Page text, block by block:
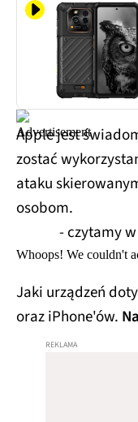
Apple jest
zostać
ataku
osobom.
- czytamy
Whoops! We couldn't
Jaki urządzeń
oraz iPhone'ów.